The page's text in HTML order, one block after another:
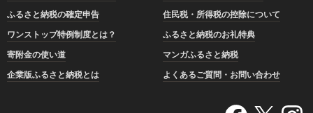
ふるさと納税の確定申告
住民税・所得税の控除について
ワンストップ特例制度とは？
ふるさと納税のお礼特典
寄附金の使い道
マンガふるさと納税
企業版ふるさと納税とは
よくあるご質問・お問い合わせ